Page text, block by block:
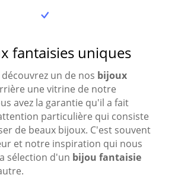
fantaisies uniques
un de nos bijoux
une vitrine de notre
avez la garantie qu'il a fait
particulière qui consiste
de beaux bijoux. C'est souvent
et notre inspiration qui nous
sélection d'un bijou fantaisie